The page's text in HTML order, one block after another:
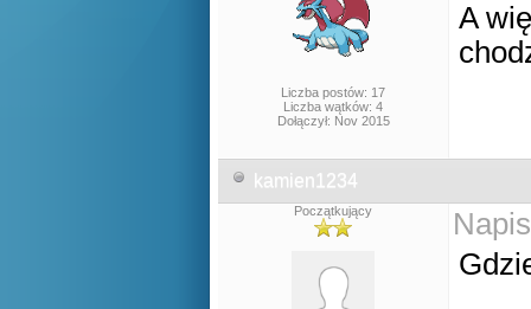
Liczba postów: 17
Liczba wątków: 4
Dołączył: Nov 2015
A
kamien1234
Początkujący